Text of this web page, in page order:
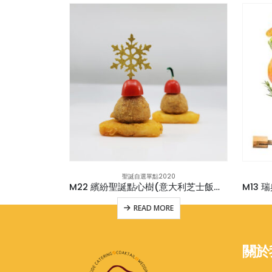
聖誕自選單點2020
M22 繽紛聖誕點心樹(意大利芝士飯球,黃金薯餅,車厘茄)附蜜糖芥末醬(v)
READ MORE
關